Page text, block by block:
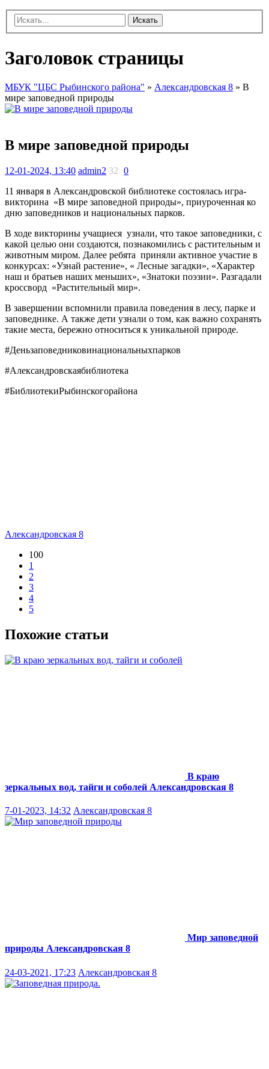
Искать
Заголовок страницы
МБУК "ЦБС Рыбинского района" » Александровская 8 » В
мире заповедной природы
В мире заповедной природы
12-01-2024, 13:40 admin2 32 0
11 января в Александровской библиотеке состоялась игра-
викторина «В мире заповедной природы», приуроченная ко
дню заповедников и национальных парков.
В ходе викторины учащиеся узнали, что такое заповедники, с
какой целью они создаются, познакомились с растительным и
животным миром. Далее ребята приняли активное участие в
конкурсах: «Узнай растение», « Лесные загадки», «Характер
наш и братьев наших меньших», «Знатоки поэзии». Разгадали
кроссворд «Растительный мир».
В завершении вспомнили правила поведения в лесу, парке и
заповеднике. А также дети узнали о том, как важно сохранять
такие места, бережно относиться к уникальной природе.
#Деньзаповедниковинациональныхпарков
#Александровскаябиблиотека
#БиблиотекиРыбинскогорайона
Александровская 8
100
1
2
3
4
5
Похожие статьи
В краю
зеркальных вод, тайги и соболей Александровская 8
7-01-2023, 14:32 Александровская 8
Мир заповедной
природы Александровская 8
24-03-2021, 17:23 Александровская 8